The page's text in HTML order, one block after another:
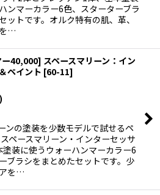
ンマーカラー6色、スターターブラ
ットです。オルク特有の肌、革、
…
40,000] スペースマリーン：イン
ペイント [60-11]
ンの塗装を少数モデルで試せるペ
ペースマリーン・インターセッサ
塗装に使うウォーハンマーカラー6
ブラシをまとめたセットです。少
を…